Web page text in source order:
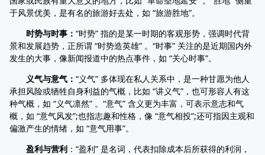
于风景优美，是有名的旅游好去处，如 “旅游胜地”。
时势与时事： “时势” 指的是某一时期的客观形势，强调时代背
景和发展趋势，正所谓 “时势造英雄” 。“时事” 关注的是近期国内外
发生的大事，像新闻报道中的热点事件，如 “关心时事”。
义气与意气： “义气” 多体现在私人关系中，是一种甘愿为他人
承担风险或牺牲自身利益的气概，比如 “讲义气”，也可形容人有这
种气概，如 “义气凛然” 。“意气” 含义更为丰富，可表示意志和气
概，如 “意气风发”;也指志趣和性格，像 “意气相投”;还可指因主观和
偏激产生的情绪，如 “意气用事”。
盈利与营利 ：“盈利” 是名词，代表扣除成本后所获得的利润，